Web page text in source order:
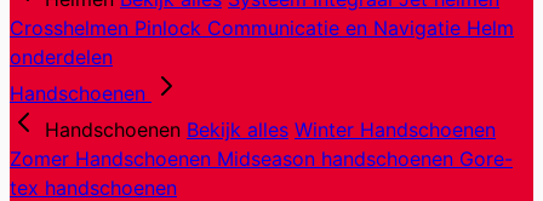
Crosshelmen Pinlock Communicatie en Navigatie Helm
onderdelen
Handschoenen
Handschoenen Bekijk alles Winter Handschoenen
Zomer Handschoenen Midseason handschoenen Gore-
tex handschoenen